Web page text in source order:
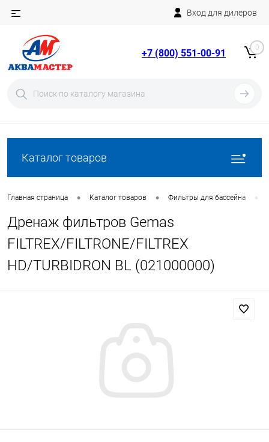
Вход для дилеров
+7 (800) 551-00-91 0
Каталог товаров
Главная страница • Каталог товаров • Фильтры для бассейна •
Дренаж фильтров Gemas
FILTREX/FILTRONE/FILTREX
HD/TURBIDRON BL (021000000)